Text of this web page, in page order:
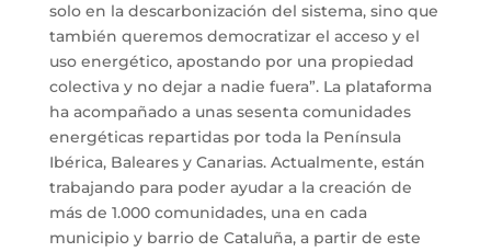
solo en la descarbonización del sistema, sino que
también queremos democratizar el acceso y el
uso energético, apostando por una propiedad
colectiva y no dejar a nadie fuera”. La plataforma
ha acompañado a unas sesenta comunidades
energéticas repartidas por toda la Península
Ibérica, Baleares y Canarias. Actualmente, están
trabajando para poder ayudar a la creación de
más de 1.000 comunidades, una en cada
municipio y barrio de Cataluña, a partir de este